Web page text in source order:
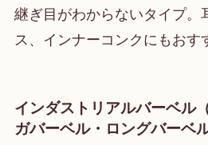
継ぎ目がわからないタイプ。
ス、インナーコンクにもおす
インダストリアルバーベル
ガバーベル・ロングバーベル